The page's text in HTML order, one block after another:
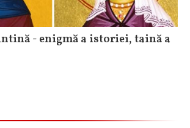
- enigmă a istoriei, taină a